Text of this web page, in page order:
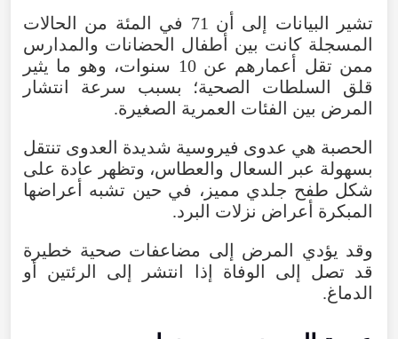
تشير البيانات إلى أن 71 في المئة من الحالات
المسجلة كانت بين أطفال الحضانات والمدارس
ممن تقل أعمارهم عن 10 سنوات، وهو ما يثير
قلق السلطات الصحية؛ بسبب سرعة انتشار
المرض بين الفئات العمرية الصغيرة.
الحصبة هي عدوى فيروسية شديدة العدوى تنتقل
بسهولة عبر السعال والعطاس، وتظهر عادة على
شكل طفح جلدي مميز، في حين تشبه أعراضها
المبكرة أعراض نزلات البرد.
وقد يؤدي المرض إلى مضاعفات صحية خطيرة
قد تصل إلى الوفاة إذا انتشر إلى الرئتين أو
الدماغ.